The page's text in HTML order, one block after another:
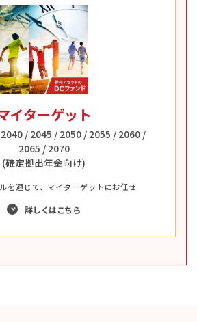
イターゲット
/ 2045 / 2050 / 2055 / 2060 /
2065 / 2070
(確定拠出年金向け)
を通じて、マイターゲットにお任せ
詳しくはこちら